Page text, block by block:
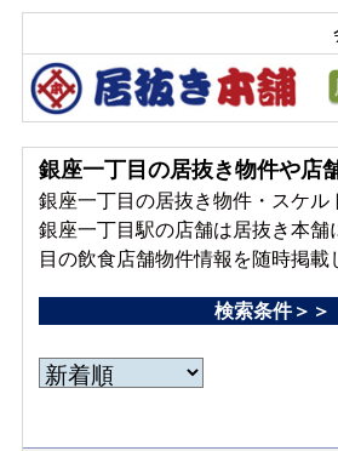
銀座一丁目の居抜き物件や店
銀座一丁目の居抜き物件・スケル
銀座一丁目駅の店舗は居抜き本舗
目の飲食店舗物件情報を随時掲載
検索条件＞＞